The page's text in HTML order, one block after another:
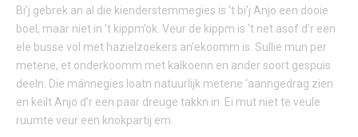
Bi’j gebrek an al die kienderstemmegies is ‘t bi’j Anjo een dooie
boel, maar niet in ’t kippm’ok. Veur de kippm is ‘t net asof d’r een
ele busse vol met hazielzoekers an’ekoomm is. Sullie mun per
metene, et onderkoomm met kalkoenn en ander soort gespuis
deeln. Die mánnegies loatn natuurlijk metene ‘aanngedrag zien
en keilt Anjo d’r een paar dreuge takkn in. Ei mut niet te veule
ruumte veur een knokpartij em.